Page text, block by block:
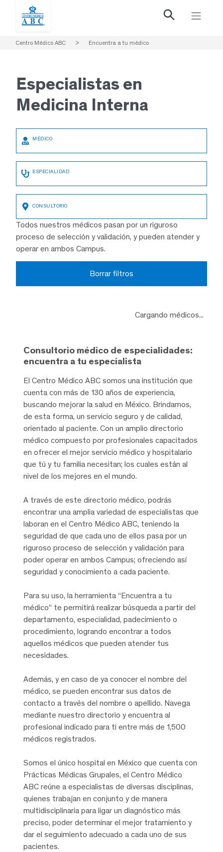
Centro Médico ABC > Encuentra a tu médico
Especialistas en
Medicina Interna
Todos nuestros médicos pasan por un riguroso
proceso de selección y validación, y pueden atender y
operar en ambos Campus.
Borrar filtros
Cargando médicos...
Consultorio médico de especialidades:
encuentra a tu especialista
El Centro Médico ABC somos una institución que
cuenta con más de 130 años de experiencia,
buscando mejorar la salud en México. Brindamos,
de esta forma, un servicio seguro y de calidad,
orientado al paciente. Con un amplio directorio
médico compuesto por profesionales capacitados
en ofrecer el mejor servicio médico y hospitalario
que tú y tu familia necesitan; los cuales están al
nivel de los mejores en el mundo.
A través de este directorio médico, podrás
encontrar una amplia variedad de especialistas que
laboran en el Centro Médico ABC, teniendo la
seguridad de que cada uno de ellos pasa por un
riguroso proceso de selección y validación para
poder operar en ambos Campus; ofreciendo así
seguridad y conocimiento a cada paciente.
Para su uso, la herramienta “Encuentra a tu
médico” te permitirá realizar búsqueda a partir del
departamento, especialidad, padecimiento o
procedimiento, logrando encontrar a todos
aquellos médicos que pueden atender tus
necesidades.
Además, y en caso de ya conocer el nombre del
médico, se pueden encontrar sus datos de
contacto a través del nombre o apellido. Navega
mediante nuestro directorio y encuentra al
profesional indicado para ti entre más de 1,500
médicos registrados.
Somos el único hospital en México que cuenta con
Prácticas Médicas Grupales, el Centro Médico
ABC reúne a especialistas de diversas disciplinas,
quienes trabajan en conjunto y de manera
multidisciplinaria para ligar un diagnóstico más
preciso, poder determinar el mejor tratamiento y
dar el seguimiento adecuado a cada uno de sus
pacientes.